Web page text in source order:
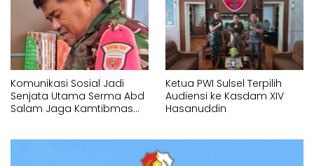
Komunikasi Sosial Jadi
Senjata Utama Serma Abd
Salam Jaga Kamtibmas
Ketua PWI Sulsel Terpilih
Audiensi ke Kasdam XIV
Hasanuddin